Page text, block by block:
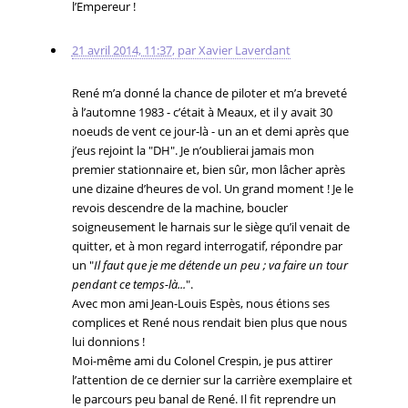
l’Empereur !
21 avril 2014, 11:37, parXavier Laverdant
René m’a donné la chance de piloter et m’a breveté
à l’automne 1983 - c’était à Meaux, et il y avait 30
noeuds de vent ce jour-là - un an et demi après que
j’eus rejoint la "DH". Je n’oublierai jamais mon
premier stationnaire et, bien sûr, mon lâcher après
une dizaine d’heures de vol. Un grand moment ! Je le
revois descendre de la machine, boucler
soigneusement le harnais sur le siège qu’il venait de
quitter, et à mon regard interrogatif, répondre par
un "Il faut que je me détende un peu ; va faire un tour
pendant ce temps-là...".
Avec mon ami Jean-Louis Espès, nous étions ses
complices et René nous rendait bien plus que nous
lui donnions !
Moi-même ami du Colonel Crespin, je pus attirer
l’attention de ce dernier sur la carrière exemplaire et
le parcours peu banal de René. Il fit reprendre un